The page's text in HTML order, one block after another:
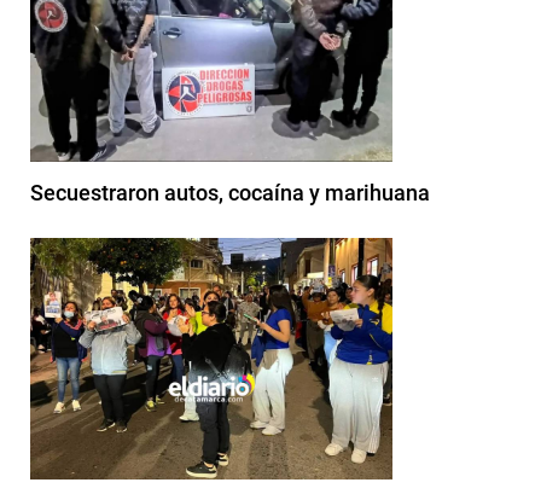
Secuestraron autos, cocaína y marihuana